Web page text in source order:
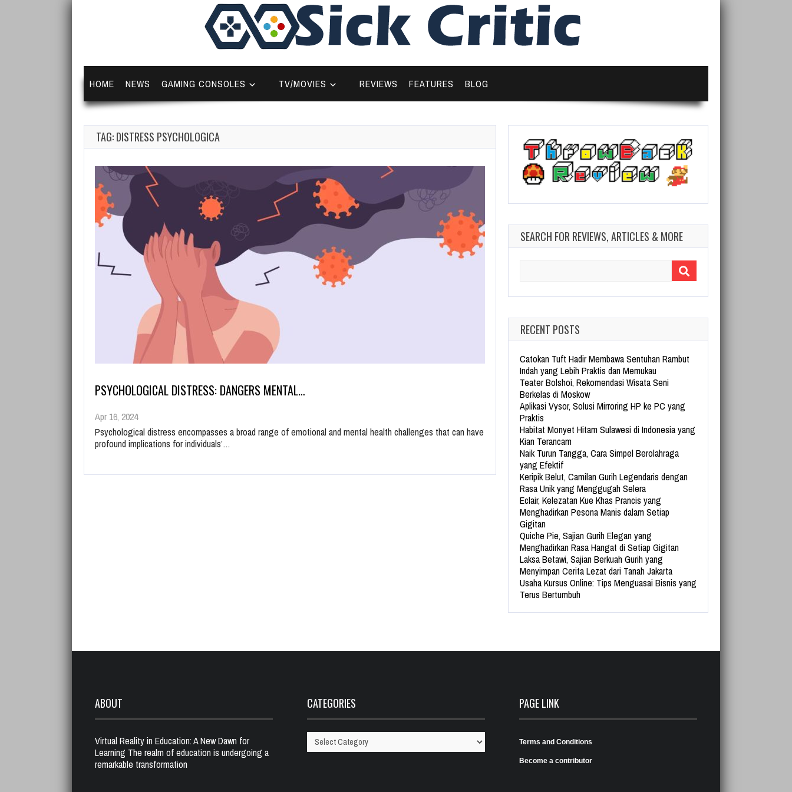
HOME NEWS GAMING CONSOLES TV/MOVIES REVIEWS FEATURES BLOG
TAG: DISTRESS PSYCHOLOGICA
PSYCHOLOGICAL DISTRESS: DANGERS MENTAL…
Apr 16, 2024
Psychological distress encompasses a broad range of emotional and mental health challenges that can have
profound implications for individuals’…
SEARCH FOR REVIEWS, ARTICLES & MORE
RECENT POSTS
Catokan Tuft Hadir Membawa Sentuhan Rambut
Indah yang Lebih Praktis dan Memukau
Teater Bolshoi, Rekomendasi Wisata Seni
Berkelas di Moskow
Aplikasi Vysor, Solusi Mirroring HP ke PC yang
Praktis
Habitat Monyet Hitam Sulawesi di Indonesia yang
Kian Terancam
Naik Turun Tangga, Cara Simpel Berolahraga
yang Efektif
Keripik Belut, Camilan Gurih Legendaris dengan
Rasa Unik yang Menggugah Selera
Eclair, Kelezatan Kue Khas Prancis yang
Menghadirkan Pesona Manis dalam Setiap
Gigitan
Quiche Pie, Sajian Gurih Elegan yang
Menghadirkan Rasa Hangat di Setiap Gigitan
Laksa Betawi, Sajian Berkuah Gurih yang
Menyimpan Cerita Lezat dari Tanah Jakarta
Usaha Kursus Online: Tips Menguasai Bisnis yang
Terus Bertumbuh
ABOUT
Virtual Reality in Education: A New Dawn for
Learning The realm of education is undergoing a
remarkable transformation
CATEGORIES
Categories
PAGE LINK
Terms and Conditions
Become a contributor